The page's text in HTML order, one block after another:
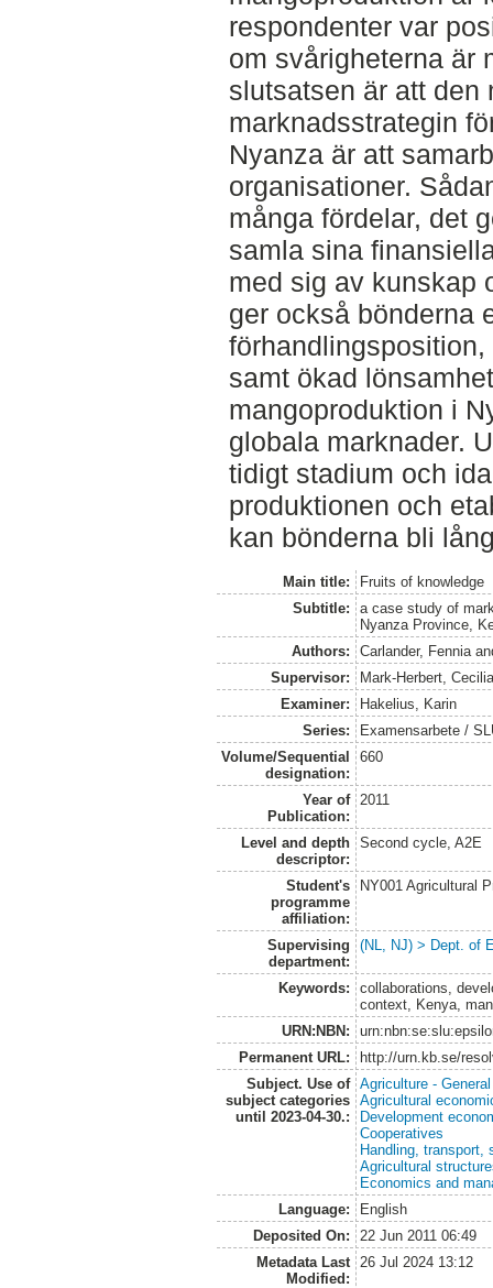
respondenter var
om svårigheterna är
slutsatsen är att den
marknadsstrategin
Nyanza är att
organisationer.
många fördelar, det
samla sina
med sig av kunskap
ger också bönderna
samt ökad
mangoproduktion i
globala marknader.
tidigt stadium och
produktionen och
kan bönderna bli
Main title:
Fruits of knowledge
Subtitle:
a case study of
Nyanza Province,
Authors:
Carlander, Fennia
Supervisor:
Mark-Herbert,
Examiner:
Hakelius, Karin
Series:
Examensarbete /
Volume/Sequential
designation:
660
Year of
Publication:
2011
Level and depth
descriptor:
Second cycle, A2E
Student's
programme
affiliation:
NY001 Agricultural
Supervising
department:
(NL, NJ) > Dept. of
Keywords:
collaborations,
context, Kenya,
URN:NBN:
Permanent URL:
http://urn.kb.se/
Subject. Use of
subject categories
until 2023-04-30.:
Agriculture -
Agricultural
Development
Cooperatives
Handling, transport,
Agricultural
Economics and
Language:
English
Deposited On:
22 Jun 2011 06:49
Metadata Last
Modified:
26 Jul 2024 13:12